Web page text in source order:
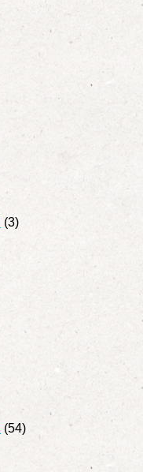
(3)
(54)